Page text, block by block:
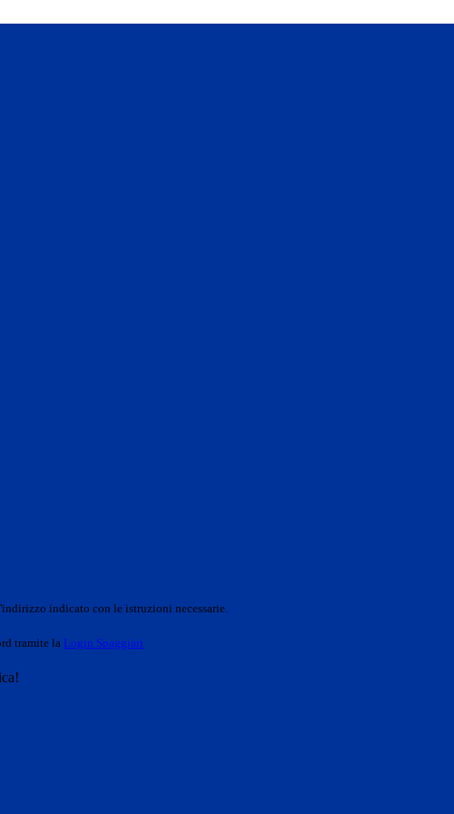
indicato con le istruzioni necessarie.
tramite la Login Spaggiari